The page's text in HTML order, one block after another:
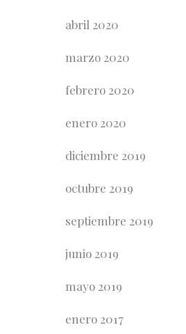
abril 2020
marzo 2020
febrero 2020
enero 2020
diciembre 2019
octubre 2019
septiembre 2019
junio 2019
mayo 2019
enero 2017